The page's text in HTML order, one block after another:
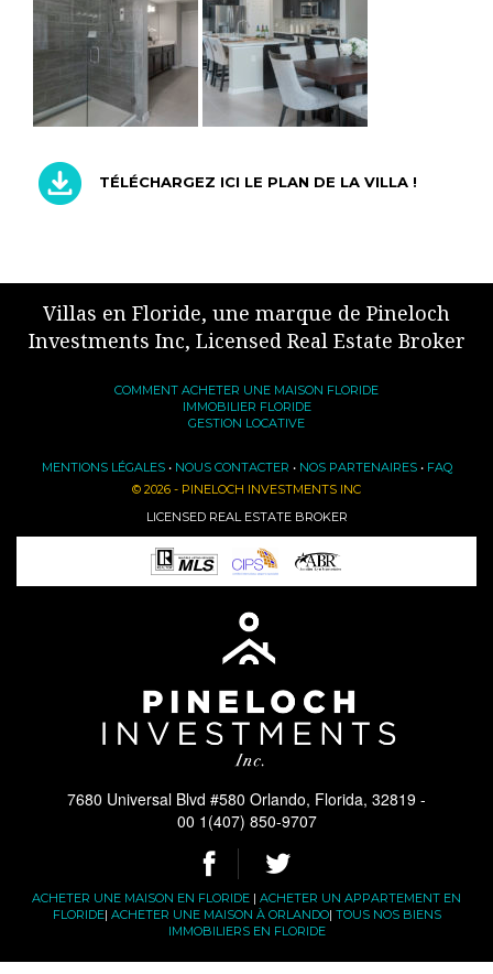
TÉLÉCHARGEZ ICI LE PLAN DE LA VILLA !
Villas en Floride, une marque de Pineloch
Investments Inc, Licensed Real Estate Broker
COMMENT ACHETER UNE MAISON FLORIDE
IMMOBILIER FLORIDE
GESTION LOCATIVE
MENTIONS LÉGALES• NOUS CONTACTER • NOS PARTENAIRES• FAQ
© 2026 - PINELOCH INVESTMENTS INC
LICENSED REAL ESTATE BROKER
7680 Universal Blvd #580 Orlando, Florida, 32819 -
00 1(407) 850-9707
ACHETER UNE MAISON EN FLORIDE | ACHETER UN APPARTEMENT EN
FLORIDE| ACHETER UNE MAISON À ORLANDO| TOUS NOS BIENS
IMMOBILIERS EN FLORIDE